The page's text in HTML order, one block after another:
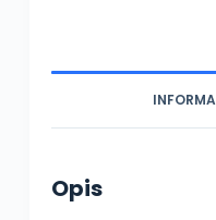
Opis